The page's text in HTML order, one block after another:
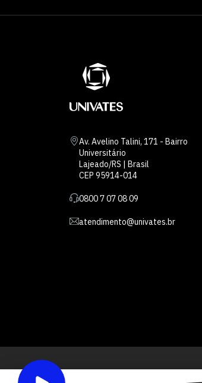
Av. Avelino Talini, 171 - Bairro
Universitário
Lajeado/RS | Brasil
CEP 95914-014
0800 7 07 08 09
atendimento@univates.br